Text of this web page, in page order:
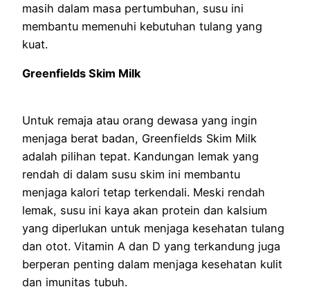
masih dalam masa pertumbuhan, susu ini
membantu memenuhi kebutuhan tulang yang
kuat.
Greenfields Skim Milk
Untuk remaja atau orang dewasa yang ingin
menjaga berat badan, Greenfields Skim Milk
adalah pilihan tepat. Kandungan lemak yang
rendah di dalam susu skim ini membantu
menjaga kalori tetap terkendali. Meski rendah
lemak, susu ini kaya akan protein dan kalsium
yang diperlukan untuk menjaga kesehatan tulang
dan otot. Vitamin A dan D yang terkandung juga
berperan penting dalam menjaga kesehatan kulit
dan imunitas tubuh.